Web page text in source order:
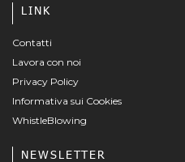
LINK
Contatti
Lavora con noi
Privacy Policy
Informativa sui Cookies
WhistleBlowing
NEWSLETTER